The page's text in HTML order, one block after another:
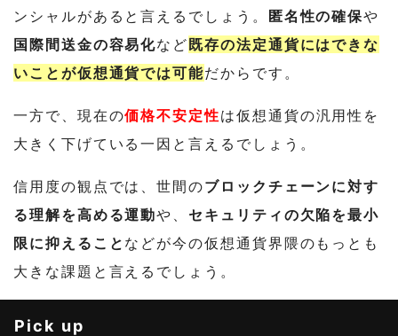
ンシャルがあると言えるでしょう。 匿名性の確保や
国際間送金の容易化など既存の法定通貨にはできな
いことが仮想通貨では可能だからです。
一方で、現在の価格不安定性は仮想通貨の汎用性を
大きく下げている一因と言えるでしょう。
信用度の観点では、世間のブロックチェーンに対す
る理解を高める運動や、 セキュリティの欠陥を最小
限に抑えること などが今の仮想通貨界隈のもっとも
大きな課題と言えるでしょう。
Pick up